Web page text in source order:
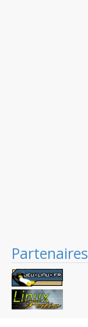
Partenaires